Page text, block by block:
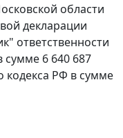
области
декларации
ответственности
6 640 687
кодекса РФ в сумме